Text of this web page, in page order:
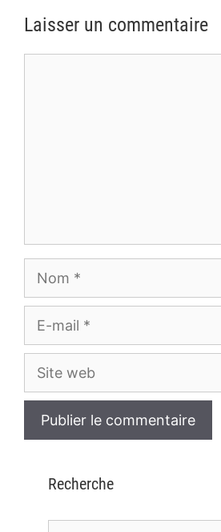
Laisser un commentaire
Site
Recherche